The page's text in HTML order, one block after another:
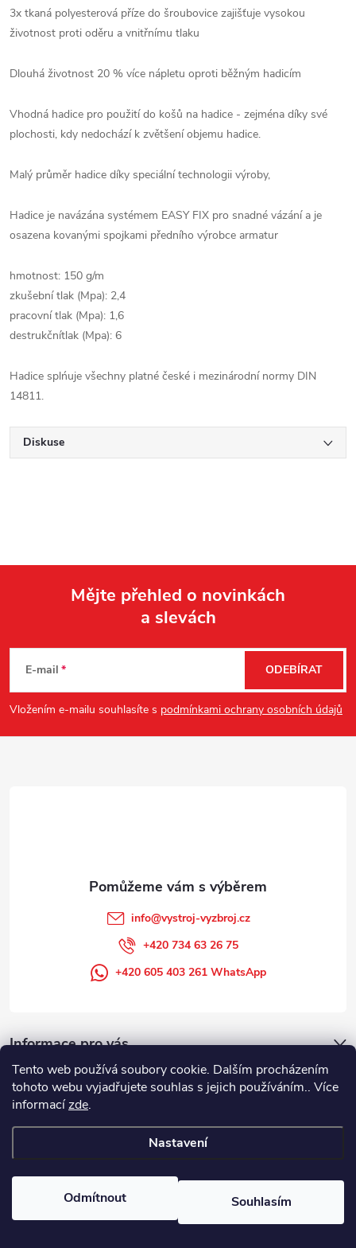
Tento web používá soubory cookie. Dalším procházením
tohoto webu vyjadřujete souhlas s jejich používáním.. Více
informacízde.
Nastavení
Odmítnout Souhlasím
3x tkaná polyesterová příze do šroubovice zajišťuje vysokou
životnost proti oděru a vnitřnímu tlaku
Dlouhá životnost 20 % více nápletu oproti běžným hadicím
Vhodná hadice pro použití do košů na hadice - zejména díky své
plochosti, kdy nedochází k zvětšení objemu hadice.
Malý průměr hadice díky speciální technologii výroby,
Hadice je navázána systémem EASY FIX pro snadné vázání a je
osazena kovanými spojkami předního výrobce armatur
hmotnost: 150 g/m
zkušební tlak (Mpa): 2,4
pracovní tlak (Mpa): 1,6
destrukčnítlak (Mpa): 6
Hadice splńuje všechny platné české i mezinárodní normy DIN
14811.
Diskuse
p
a
Mějte přehled o novinkách
a slevách
E-mail
Vložením e-mailu souhlasíte s podmínkami ochrany osobních údajů
ODEBÍRAT
Informace pro vás
info@vystroj-vyzbroj.cz
+420 734 63 26 75
+420 605 403 261 WhatsApp
Copyright 2026
. Všechna práva vyhrazena.